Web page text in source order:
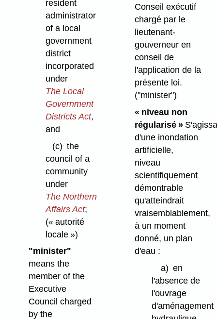
resident
administrator
of a local
government
district
incorporated
under
The Local
Government
Districts Act,
and
(c) the
council of a
community
under
The Northern
Affairs Act;
(« autorité
locale »)
"minister"
means the
member of the
Executive
Council charged
by the
Conseil exécutif
chargé par le
lieutenant-
gouverneur en
conseil de
l'application de la
présente loi.
("minister")
« niveau non
régularisé »
d'une inondation
artificielle,
niveau
scientifiquement
démontrable
qu'atteindrait
vraisemblablement,
à un moment
donné, un plan
d'eau :
a) en
l'absence de
l'ouvrage
d'aménagement